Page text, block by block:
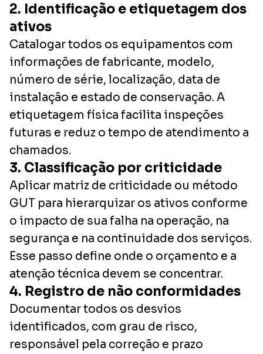
2. Identificação e etiquetagem dos
ativos
Catalogar todos os equipamentos com
informações de fabricante, modelo,
número de série, localização, data de
instalação e estado de conservação. A
etiquetagem física facilita inspeções
futuras e reduz o tempo de atendimento a
chamados.
3. Classificação por criticidade
Aplicar matriz de criticidade ou método
GUT para hierarquizar os ativos conforme
o impacto de sua falha na operação, na
segurança e na continuidade dos serviços.
Esse passo define onde o orçamento e a
atenção técnica devem se concentrar.
4. Registro de não conformidades
Documentar todos os desvios
identificados, com grau de risco,
responsável pela correção e prazo